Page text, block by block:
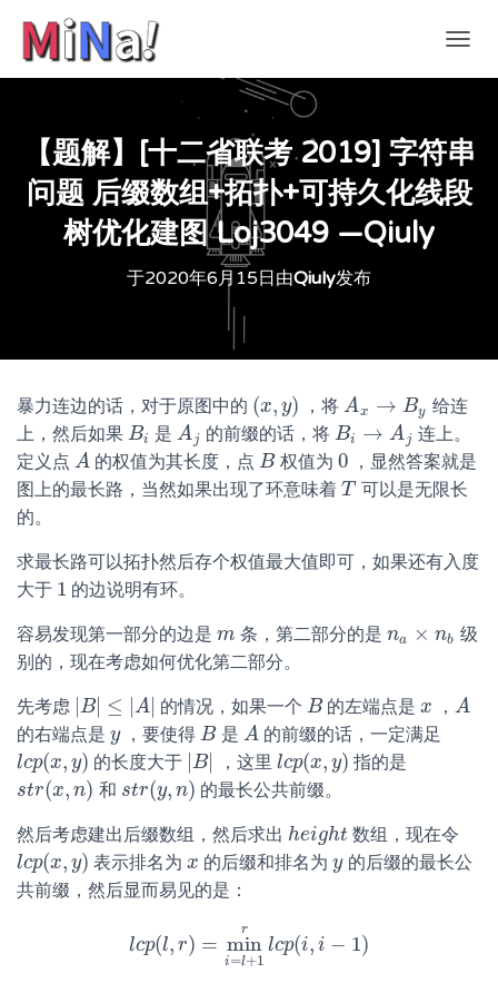
换
【题解】[十二省联考 2019] 字符串
问题 后缀数组+拓扑+可持久化线段
树优化建图 Loj3049 —Qiuly
于2020年6月15日 由Qiuly发布
暴力连边的话，对于原图中的 (x, y)
(x,y ) ，将Ax → By
Ax→B y
给连
上，然后如果 Bi
Bi 是Aj
Aj 的前缀的话，将 Bi → Aj
Bi→Aj
连上。
定义点 A
A 的权值为其长度，点B
B权值为 0
0 ，显然答案就是
图上的最长路，当然如果出现了环意味着 T
T 可以是无限长
的。
求最长路可以拓扑然后存个权值最大值即可，如果还有入度
大于 1
1 的边说明有环。
容易发现第一部分的边是 m
m 条，第二部分的是 na × nb
na ×n b
级
别的，现在考虑如何优化第二部分。
先考虑 B| ≤ |A
B| |A 的情况，如果一个 B
B的左端点是x
x ，A
A
的右端点是 y
y，要使得B
B是 A
A 的前缀的话，一定满足
lcp(x, y)
lcp(x,y ) 的长度大于 |B|
|B| ，这里 lcp(x, y)
lcp(x,y ) 指的是
str(x, n)
str(x,n ) 和 str(y, n)
str(y,n )
的最长公共前缀。
然后考虑建出后缀数组，然后求出 height
height 数组，现在令
lcp(x, y)
lcp(x,y ) 表示排名为x
x 的后缀和排名为y
y的后缀的最长公
共前缀，然后显而易见的是：
lcp(l, r) = min
i=l+1
r
lcp(i, i − 1)
lcp(l ,r )=mini=l+ 1rlcp( i,i −1 )